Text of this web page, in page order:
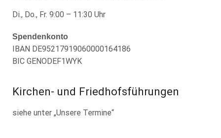
Di., Do., Fr. 9:00 – 11:30 Uhr
Spendenkonto
IBAN DE95217919060000164186
BIC GENODEF1WYK
Kirchen- und Friedhofsführungen
siehe unter „Unsere Termine“